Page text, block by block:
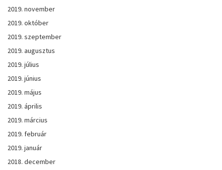
2019. november
2019. október
2019. szeptember
2019. augusztus
2019. július
2019. június
2019. május
2019. április
2019. március
2019. február
2019. január
2018. december